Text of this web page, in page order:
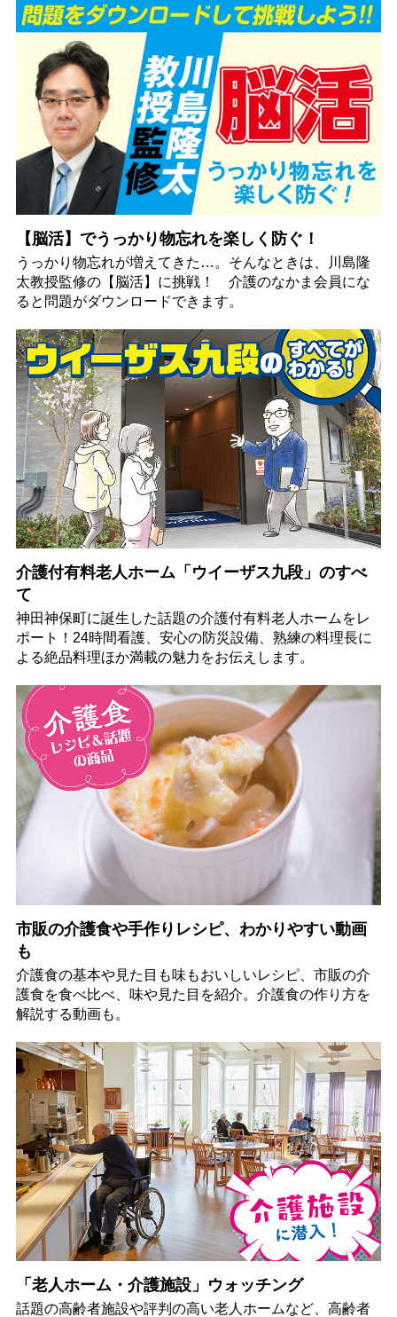
【脳活】でうっかり物忘れを楽しく防ぐ！
うっかり物忘れが増えてきた…。そんなときは、川島隆
太教授監修の【脳活】に挑戦！ 介護のなかま会員にな
ると問題がダウンロードできます。
介護付有料老人ホーム「ウイーザス九段」のすべ
て
神田神保町に誕生した話題の介護付有料老人ホームをレ
ポート！24時間看護、安心の防災設備、熟練の料理長に
よる絶品料理ほか満載の魅力をお伝えします。
市販の介護食や手作りレシピ、わかりやすい動画
も
介護食の基本や見た目も味もおいしいレシピ、市販の介
護食を食べ比べ、味や見た目を紹介。介護食の作り方を
解説する動画も。
「老人ホーム・介護施設」ウォッチング
話題の高齢者施設や評判の高い老人ホームなど、高齢者